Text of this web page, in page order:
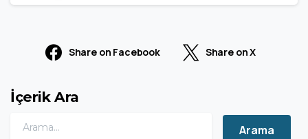
Share on Facebook Share on X
İçerik Ara
Search for: